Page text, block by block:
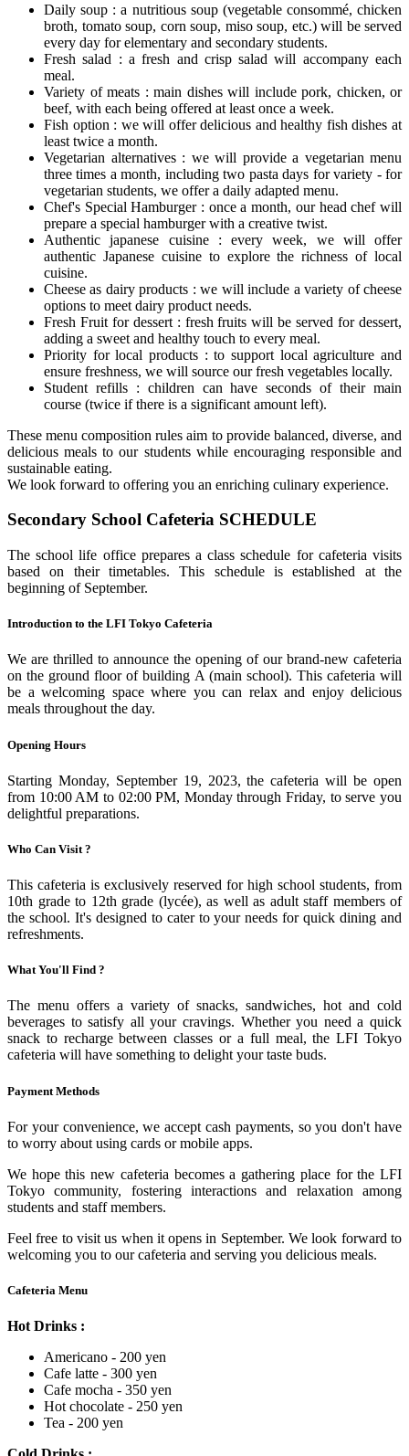
Daily soup : a nutritious soup (vegetable consommé, chicken
broth, tomato soup, corn soup, miso soup, etc.) will be served
every day for elementary and secondary students.
Fresh salad : a fresh and crisp salad will accompany each
meal.
Variety of meats : main dishes will include pork, chicken, or
beef, with each being offered at least once a week.
Fish option : we will offer delicious and healthy fish dishes at
least twice a month.
Vegetarian alternatives : we will provide a vegetarian menu
three times a month, including two pasta days for variety - for
vegetarian students, we offer a daily adapted menu.
Chef's Special Hamburger : once a month, our head chef will
prepare a special hamburger with a creative twist.
Authentic japanese cuisine : every week, we will offer
authentic Japanese cuisine to explore the richness of local
cuisine.
Cheese as dairy products : we will include a variety of cheese
options to meet dairy product needs.
Fresh Fruit for dessert : fresh fruits will be served for dessert,
adding a sweet and healthy touch to every meal.
Priority for local products : to support local agriculture and
ensure freshness, we will source our fresh vegetables locally.
Student refills : children can have seconds of their main
course (twice if there is a significant amount left).
These menu composition rules aim to provide balanced, diverse, and
delicious meals to our students while encouraging responsible and
sustainable eating.
We look forward to offering you an enriching culinary experience.
Secondary School Cafeteria SCHEDULE
The school life office prepares a class schedule for cafeteria visits
based on their timetables. This schedule is established at the
beginning of September.
Introduction to the LFI Tokyo Cafeteria
We are thrilled to announce the opening of our brand-new cafeteria
on the ground floor of building A (main school). This cafeteria will
be a welcoming space where you can relax and enjoy delicious
meals throughout the day.
Opening Hours
Starting Monday, September 19, 2023, the cafeteria will be open
from 10:00 AM to 02:00 PM, Monday through Friday, to serve you
delightful preparations.
Who Can Visit ?
This cafeteria is exclusively reserved for high school students, from
10th grade to 12th grade (lycée), as well as adult staff members of
the school. It's designed to cater to your needs for quick dining and
refreshments.
What You'll Find ?
The menu offers a variety of snacks, sandwiches, hot and cold
beverages to satisfy all your cravings. Whether you need a quick
snack to recharge between classes or a full meal, the LFI Tokyo
cafeteria will have something to delight your taste buds.
Payment Methods
For your convenience, we accept cash payments, so you don't have
to worry about using cards or mobile apps.
We hope this new cafeteria becomes a gathering place for the LFI
Tokyo community, fostering interactions and relaxation among
students and staff members.
Feel free to visit us when it opens in September. We look forward to
welcoming you to our cafeteria and serving you delicious meals.
Cafeteria Menu
Hot Drinks :
Americano - 200 yen
Cafe latte - 300 yen
Cafe mocha - 350 yen
Hot chocolate - 250 yen
Tea - 200 yen